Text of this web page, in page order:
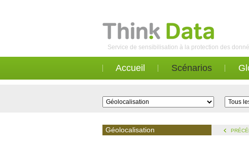
Service de sensibilisation à la protection des
Accueil Scénarios
Géolocalisation